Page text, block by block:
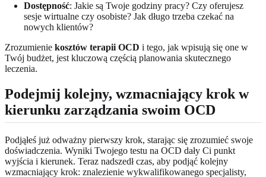
Dostępność: Jakie są Twoje godziny pracy? Czy oferujesz
sesje wirtualne czy osobiste? Jak długo trzeba czekać na
nowych klientów?
Zrozumienie kosztów terapii OCD i tego, jak wpisują się one w
Twój budżet, jest kluczową częścią planowania skutecznego
leczenia.
Podejmij kolejny, wzmacniający krok w
kierunku zarządzania swoim OCD
Podjąłeś już odważny pierwszy krok, starając się zrozumieć swoje
doświadczenia. Wyniki Twojego testu na OCD dały Ci punkt
wyjścia i kierunek. Teraz nadszedł czas, aby podjąć kolejny
wzmacniający krok: znalezienie wykwalifikowanego specjalisty,